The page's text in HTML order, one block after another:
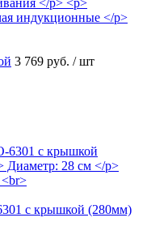
3 769 руб. / шт
с крышкой (280мм)